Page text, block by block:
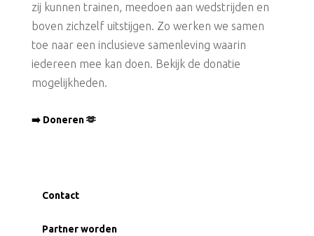
zij kunnen trainen, meedoen aan wedstrijden en
boven zichzelf uitstijgen. Zo werken we samen
toe naar een inclusieve samenleving waarin
iedereen mee kan doen. Bekijk de donatie
mogelijkheden.
➡️ Doneren 🫶
Contact
Partner worden